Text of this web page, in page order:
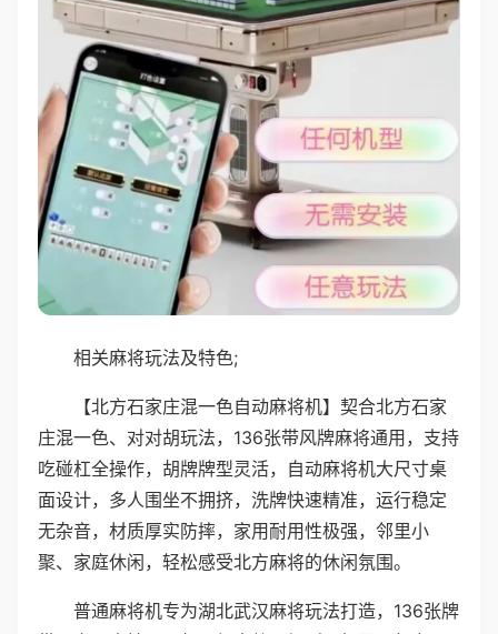
相关麻将玩法及特色;
【北方石家庄混一色自动麻将机】契合北方石家
庄混一色、对对胡玩法，136张带风牌麻将通用，支持
吃碰杠全操作，胡牌牌型灵活，自动麻将机大尺寸桌
面设计，多人围坐不拥挤，洗牌快速精准，运行稳定
无杂音，材质厚实防摔，家用耐用性极强，邻里小
聚、家庭休闲，轻松感受北方麻将的休闲氛围。
普通麻将机专为湖北武汉麻将玩法打造，136张牌